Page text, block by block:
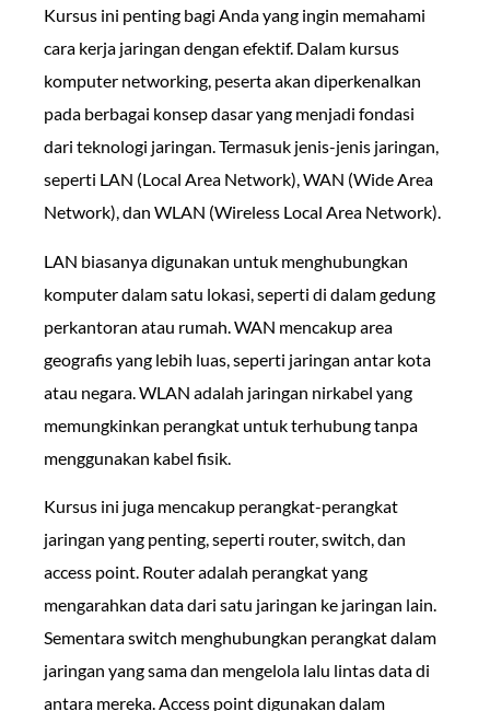
Kursus ini penting bagi Anda yang ingin memahami
cara kerja jaringan dengan efektif. Dalam kursus
komputer networking, peserta akan diperkenalkan
pada berbagai konsep dasar yang menjadi fondasi
dari teknologi jaringan. Termasuk jenis-jenis jaringan,
seperti LAN (Local Area Network), WAN (Wide Area
Network), dan WLAN (Wireless Local Area Network).
LAN biasanya digunakan untuk menghubungkan
komputer dalam satu lokasi, seperti di dalam gedung
perkantoran atau rumah. WAN mencakup area
geografis yang lebih luas, seperti jaringan antar kota
atau negara. WLAN adalah jaringan nirkabel yang
memungkinkan perangkat untuk terhubung tanpa
menggunakan kabel fisik.
Kursus ini juga mencakup perangkat-perangkat
jaringan yang penting, seperti router, switch, dan
access point. Router adalah perangkat yang
mengarahkan data dari satu jaringan ke jaringan lain.
Sementara switch menghubungkan perangkat dalam
jaringan yang sama dan mengelola lalu lintas data di
antara mereka. Access point digunakan dalam